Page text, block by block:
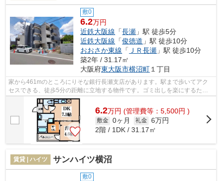
敷0
6.2万円
近鉄大阪線 「長瀬 」駅 徒歩5分
近鉄大阪線 「俊徳道 」駅 徒歩10分
おおさか東線 「 ＪＲ長瀬 」駅 徒歩10分
築2年 / 31.17㎡
大阪府東大阪市横沼町 １丁目
家から461mのところにりそな銀行長瀬支店があります。駅まで歩いてアク
セスできる、徒歩5分の距離に立地する物件です。ゴミ出しを楽にするため
に、遠くまで行かずに済むゴミ置き場を共...
6.2万円 (管理費等：5,500円 )
敷金 0ヶ月 礼金 6万円
2階 / 1DK / 31.17㎡
賃貸 | ハイツ サンハイツ横沼
敷0